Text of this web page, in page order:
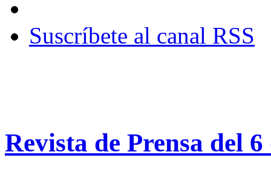
Suscríbete al canal RSS
Revista de Prensa del